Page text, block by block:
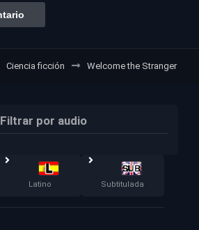
Ciencia ficción Welcome the Stranger
Filtrar por audio
Latino Subtitulada